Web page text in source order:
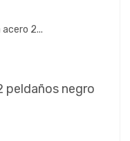
peldaños negro